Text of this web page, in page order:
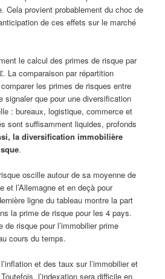
Cela provient probablement du choc de
de ces effets sur le marché
le calcul des primes de risque par
La comparaison par répartition
les primes de risques entre
signaler que pour une diversification
: bureaux, logistique, commerce et
sont suffisamment liquides, profonds
la diversification immobilière
.
oscille autour de sa moyenne de
et l’Allemagne et en deçà pour
ligne du tableau montre la part
la prime de risque pour les 4 pays.
de risque pour l’immobilier prime
cours du temps.
et des taux sur l’immobilier et
l’indexation sera difficile en